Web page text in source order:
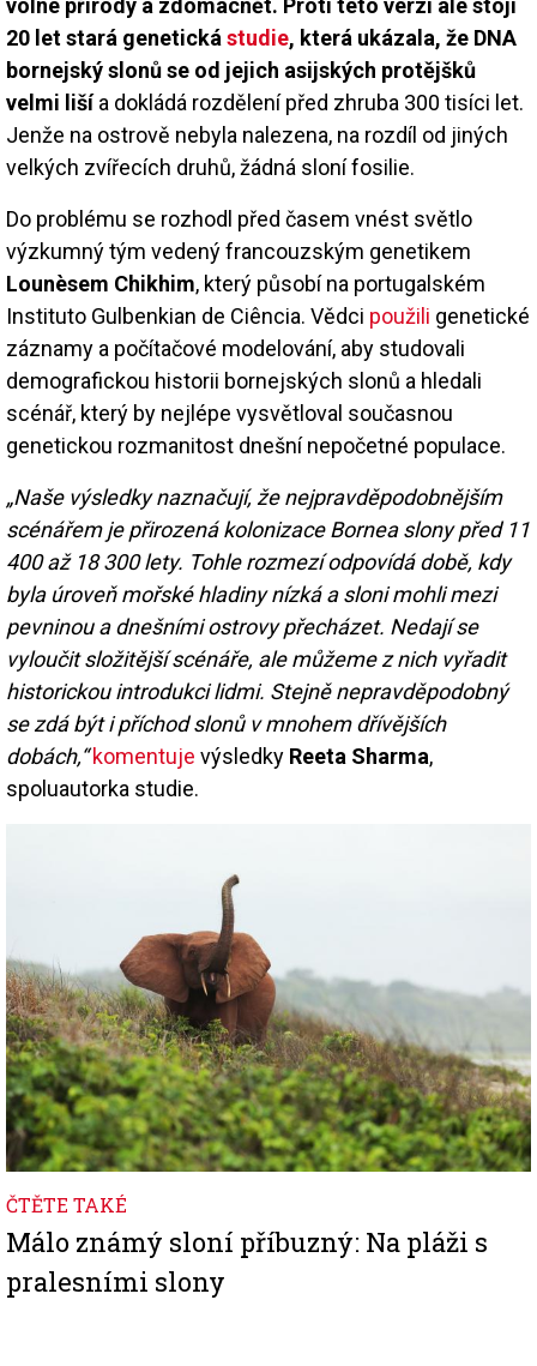
volné přírody a zdomácnět. Proti této verzi ale stojí
20 let stará genetická studie, která ukázala, že DNA
bornejský slonů se od jejich asijských protějšků
velmi lišía dokládá rozdělení před zhruba 300 tisíci let.
Jenže na ostrově nebyla nalezena, na rozdíl od jiných
velkých zvířecích druhů, žádná sloní fosilie.
Do problému se rozhodl před časem vnést světlo
výzkumný tým vedený francouzským genetikem
Lounèsem Chikhim, který působí na portugalském
Instituto Gulbenkian de Ciência. Vědci použili genetické
záznamy a počítačové modelování, aby studovali
demografickou historii bornejských slonů a hledali
scénář, který by nejlépe vysvětloval současnou
genetickou rozmanitost dnešní nepočetné populace.
„Naše výsledky naznačují, že nejpravděpodobnějším
scénářem je přirozená kolonizace Bornea slony před 11
400 až 18 300 lety. Tohle rozmezí odpovídá době, kdy
byla úroveň mořské hladiny nízká a sloni mohli mezi
pevninou a dnešními ostrovy přecházet. Nedají se
vyloučit složitější scénáře, ale můžeme z nich vyřadit
historickou introdukci lidmi. Stejně nepravděpodobný
se zdá být i příchod slonů v mnohem dřívějších
dobách,“ komentuje výsledky Reeta Sharma,
spoluautorka studie.
ČTĚTE TAKÉ
Málo známý sloní příbuzný: Na pláži s
pralesními slony